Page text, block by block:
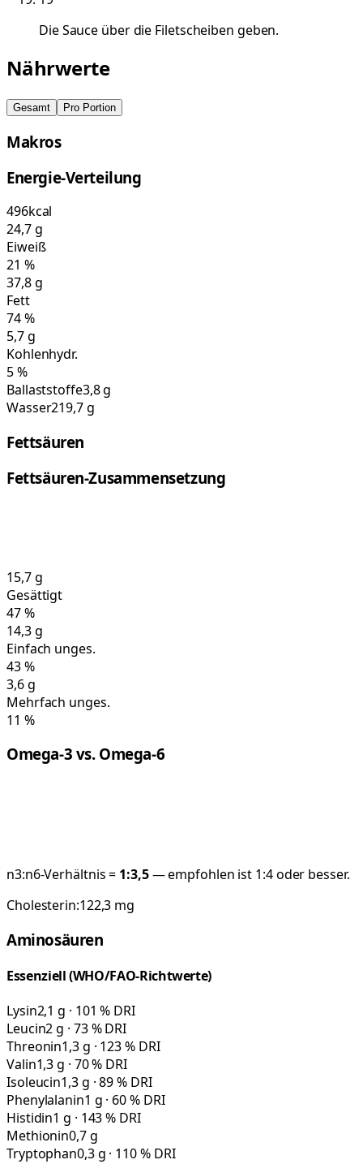
Die Sauce über die Filetscheiben geben.
Nährwerte
Gesamt Pro Portion
Makros
Energie-Verteilung
496kcal
24,7g
Eiweiß
21 %
37,8g
Fett
74%
5,7g
Kohlenhydr.
5%
Ballaststoffe3,8 g
Wasser219,7 g
Fettsäuren
Fettsäuren-Zusammensetzung
15,7g
Gesättigt
47%
14,3g
Einfach unges.
43%
3,6g
Mehrfach unges.
11 %
Omega-3 vs. Omega-6
n3:n6-Verhältnis = 1:3,5— empfohlen ist 1:4 oder besser.
Cholesterin:122,3 mg
Aminosäuren
Essenziell (WHO/FAO-Richtwerte)
Lysin2,1 g · 101 % DRI
Leucin2 g · 73 % DRI
Threonin1,3 g · 123 % DRI
Valin1,3 g · 70 % DRI
Isoleucin1,3 g · 89 % DRI
Phenylalanin1 g · 60 % DRI
Histidin1 g · 143 % DRI
Methionin0,7 g
Tryptophan0,3 g · 110 % DRI